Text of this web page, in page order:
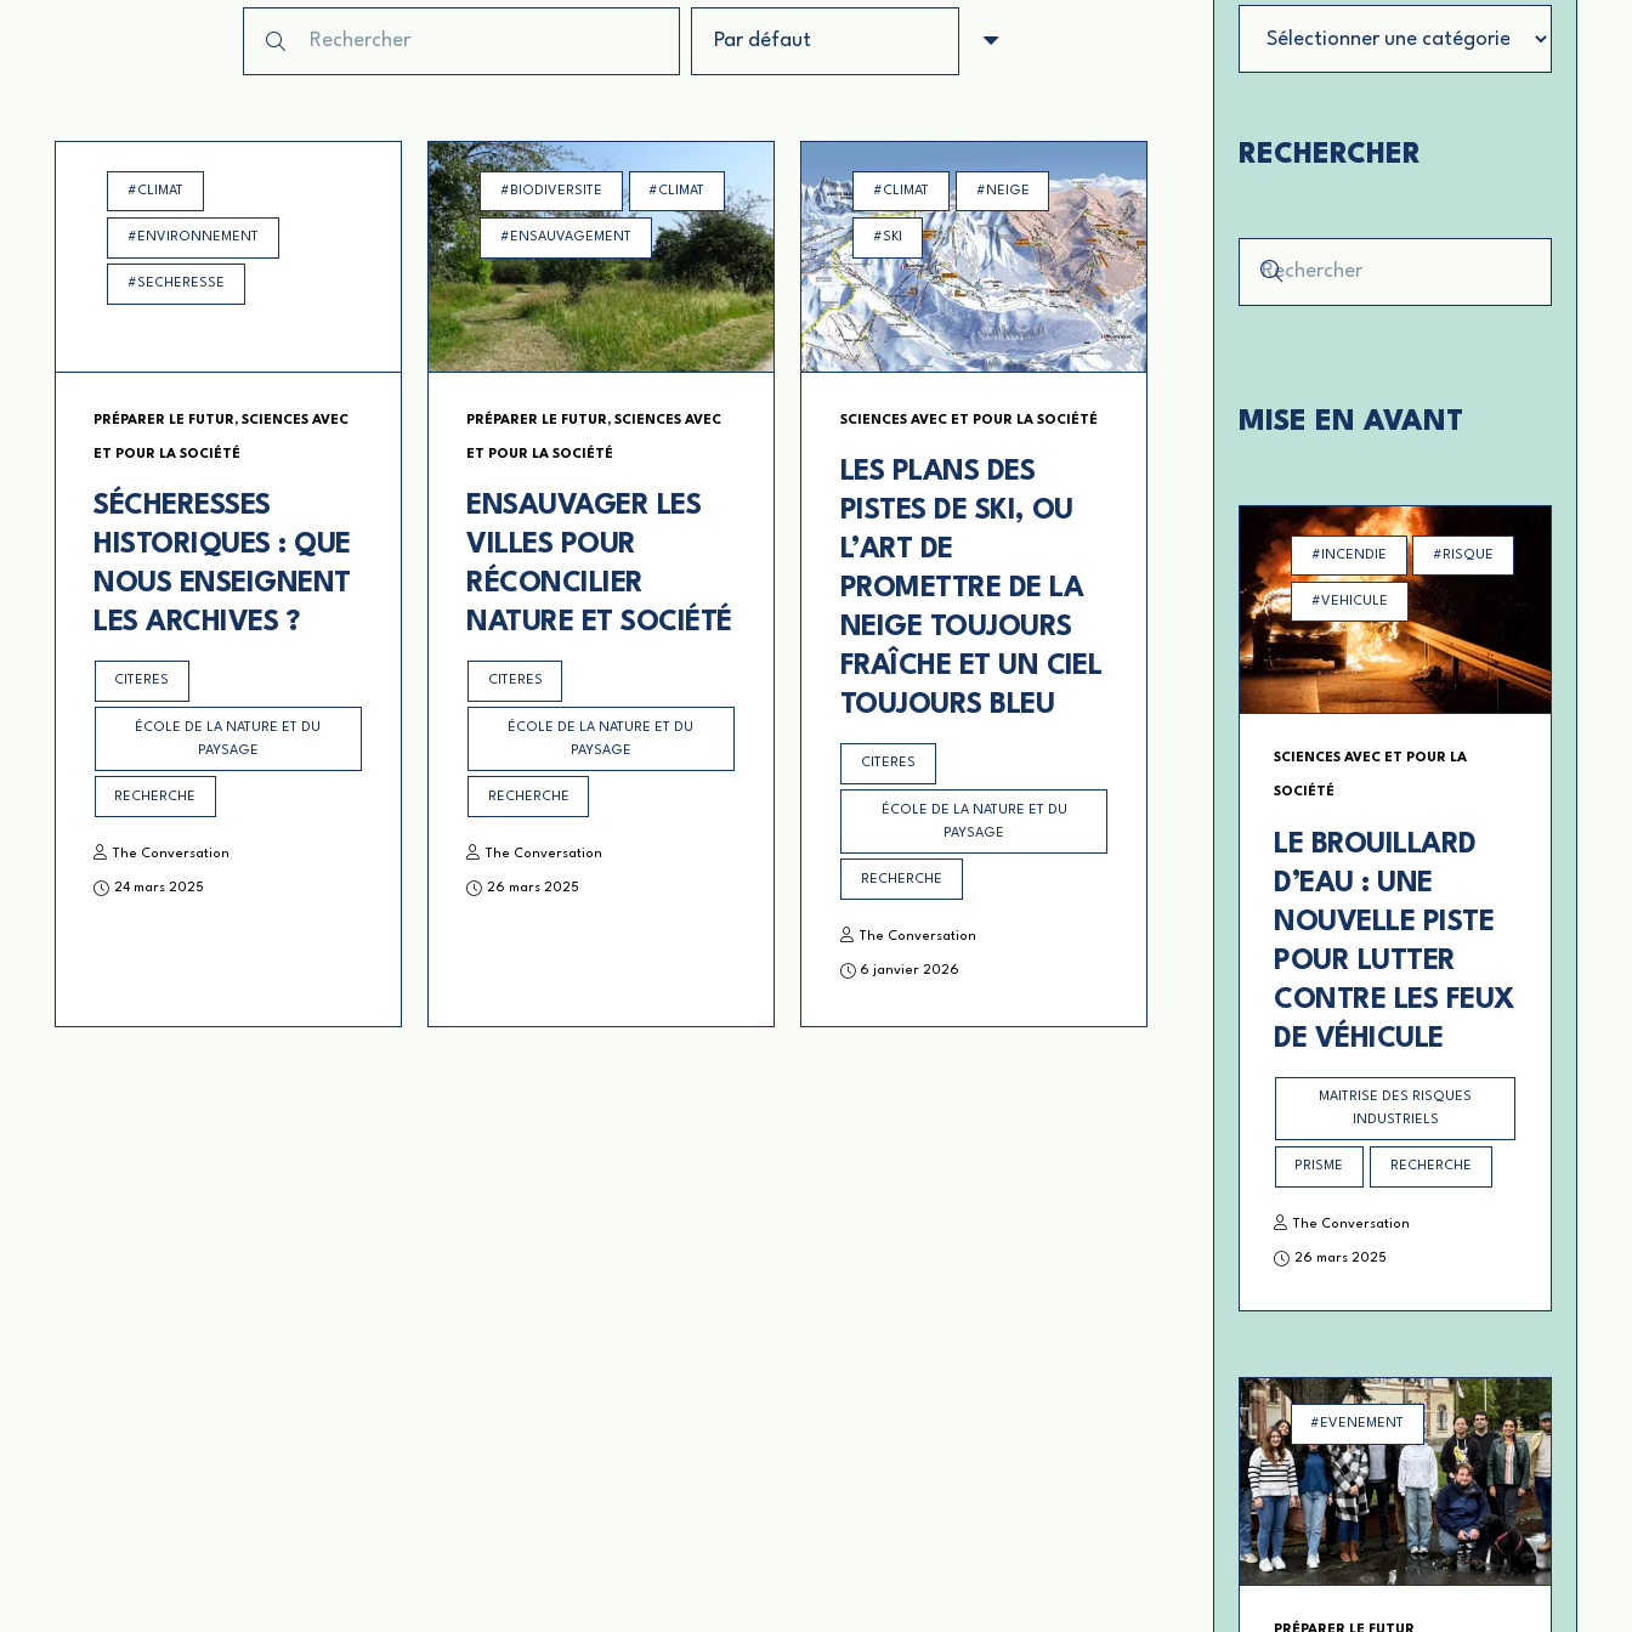
#CLIMAT
#ENVIRONNEMENT
#SECHERESSE
PRÉPARER LE FUTUR,SCIENCES AVEC
ET POUR LA SOCIÉTÉ
SÉCHERESSES
HISTORIQUES : QUE
NOUS ENSEIGNENT
LES ARCHIVES ?
CITERES
ÉCOLE DE LA NATURE ET DU
PAYSAGE
RECHERCHE
The Conversation
24 mars 2025
#BIODIVERSITE #CLIMAT
#ENSAUVAGEMENT
PRÉPARER LE FUTUR,SCIENCES AVEC
ET POUR LA SOCIÉTÉ
ENSAUVAGER LES
VILLES POUR
RÉCONCILIER
NATURE ET SOCIÉTÉ
CITERES
ÉCOLE DE LA NATURE ET DU
PAYSAGE
RECHERCHE
The Conversation
26 mars 2025
#CLIMAT #NEIGE
#SKI
SCIENCES AVEC ET POUR LA SOCIÉTÉ
LES PLANS DES
PISTES DE SKI, OU
L’ART DE
PROMETTRE DE LA
NEIGE TOUJOURS
FRAÎCHE ET UN CIEL
TOUJOURS BLEU
CITERES
ÉCOLE DE LA NATURE ET DU
PAYSAGE
RECHERCHE
The Conversation
6 janvier 2026
RECHERCHER
MISE EN AVANT
#INCENDIE #RISQUE
#VEHICULE
SCIENCES AVEC ET POUR LA
SOCIÉTÉ
LE BROUILLARD
D’EAU : UNE
NOUVELLE PISTE
POUR LUTTER
CONTRE LES FEUX
DE VÉHICULE
MAITRISE DES RISQUES
INDUSTRIELS
PRISME RECHERCHE
The Conversation
26 mars 2025
#EVENEMENT